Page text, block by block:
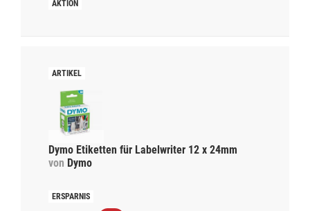
Dymo Etiketten für Labelwriter 12 x 24mm
von Dymo